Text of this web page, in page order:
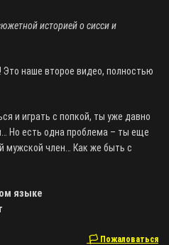
историей о сисси и
наше второе видео, полностью
и играть с попкой, ты уже давно
Но есть одна проблема – ты еще
мужской член… Как же быть с
языке
🏳 Пожаловаться